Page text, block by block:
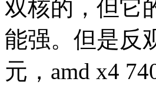
双核的，但它
能强。但是反
元，amd x4